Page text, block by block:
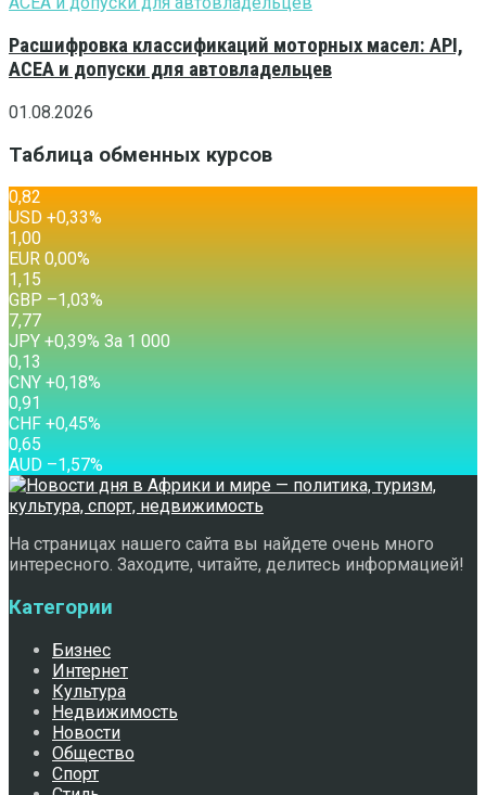
Расшифровка классификаций моторных масел: API,
ACEA и допуски для автовладельцев
01.08.2026
Таблица обменных курсов
0,82
USD +0,33%
1,00
EUR 0,00%
1,15
GBP –1,03%
7,77
JPY +0,39% За 1 000
0,13
CNY +0,18%
0,91
CHF +0,45%
0,65
AUD –1,57%
На страницах нашего сайта вы найдете очень много
интересного. Заходите, читайте, делитесь информацией!
Категории
Бизнес
Интернет
Культура
Недвижимость
Новости
Общество
Спорт